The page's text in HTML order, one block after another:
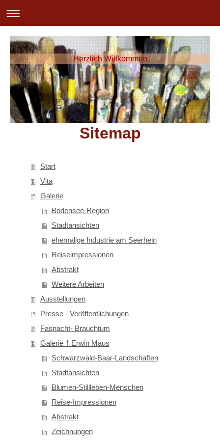
Herzlich Willkommen
Sitemap
Start
Vita
Galerie
Bodensee-Region
Stadtansichten
ehemalige Industrie am Seerhein
Reiseimpressionen
Abstrakt
Weitere Arbeiten
Ausstellungen
Presse - Veröffentlichungen
Fasnacht- Brauchtum
Galerie † Erwin Maus
Schwarzwald-Baar-Landschaften
Stadtansichten
Blumen-Stillleben-Menschen
Reise-Impressionen
Abstrakt
Zeichnungen